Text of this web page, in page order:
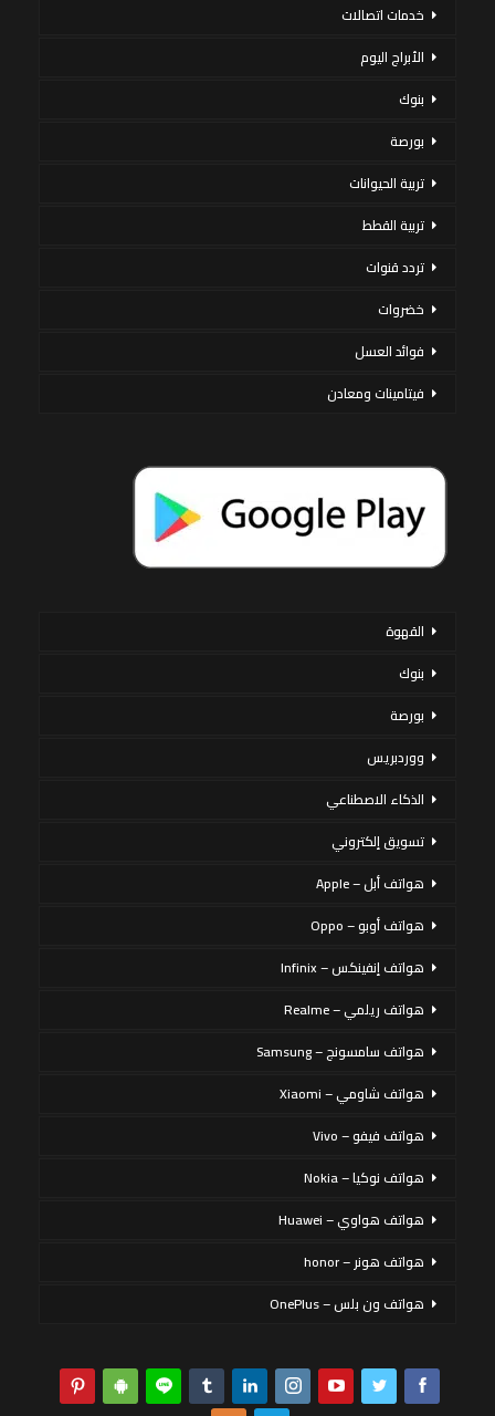
خدمات اتصالات
الأبراج اليوم
بنوك
بورصة
تربية الحيوانات
تربية القطط
تردد قنوات
خضروات
فوائد العسل
فيتامينات ومعادن
القهوة
بنوك
بورصة
ووردبريس
الذكاء الاصطناعي
تسويق إلكتروني
هواتف أبل – Apple
هواتف أوبو – Oppo
هواتف إنفينكس – Infinix
هواتف ريلمي – Realme
هواتف سامسونج – Samsung
هواتف شاومي – Xiaomi
هواتف فيفو – Vivo
هواتف نوكيا – Nokia
هواتف هواوي – Huawei
هواتف هونر – honor
هواتف ون بلس – OnePlus